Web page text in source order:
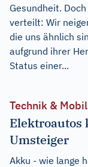
Gesundheit.
verteilt: Wir
die uns ähnlich
aufgrund ihrer
Status einer...
Technik &
Elektroautos
Umsteiger
Akku - wie lange